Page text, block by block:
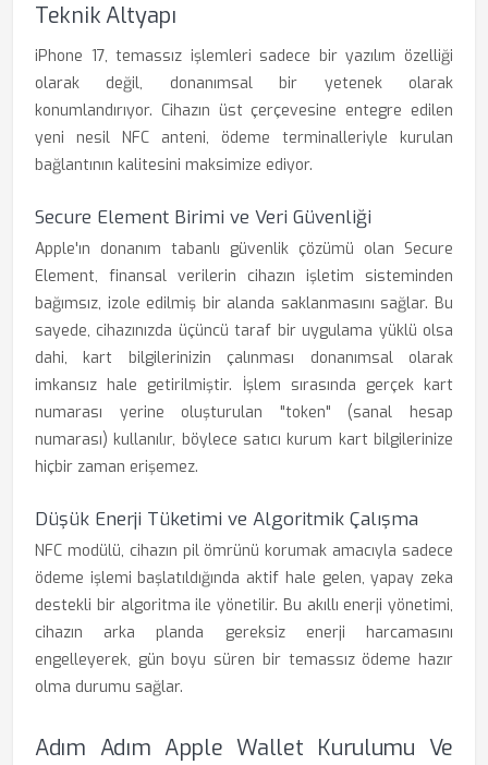
Teknik Altyapı
iPhone 17, temassız işlemleri sadece bir yazılım özelliği
olarak değil, donanımsal bir yetenek olarak
konumlandırıyor. Cihazın üst çerçevesine entegre edilen
yeni nesil NFC anteni, ödeme terminalleriyle kurulan
bağlantının kalitesini maksimize ediyor.
Secure Element Birimi ve Veri Güvenliği
Apple'ın donanım tabanlı güvenlik çözümü olan Secure
Element, finansal verilerin cihazın işletim sisteminden
bağımsız, izole edilmiş bir alanda saklanmasını sağlar. Bu
sayede, cihazınızda üçüncü taraf bir uygulama yüklü olsa
dahi, kart bilgilerinizin çalınması donanımsal olarak
imkansız hale getirilmiştir. İşlem sırasında gerçek kart
numarası yerine oluşturulan "token" (sanal hesap
numarası) kullanılır, böylece satıcı kurum kart bilgilerinize
hiçbir zaman erişemez.
Düşük Enerji Tüketimi ve Algoritmik Çalışma
NFC modülü, cihazın pil ömrünü korumak amacıyla sadece
ödeme işlemi başlatıldığında aktif hale gelen, yapay zeka
destekli bir algoritma ile yönetilir. Bu akıllı enerji yönetimi,
cihazın arka planda gereksiz enerji harcamasını
engelleyerek, gün boyu süren bir temassız ödeme hazır
olma durumu sağlar.
Adım Adım Apple Wallet Kurulumu Ve